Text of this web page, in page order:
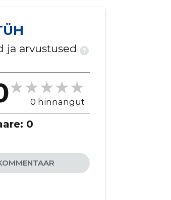
ja arvustused ?
0 hinnangut
0